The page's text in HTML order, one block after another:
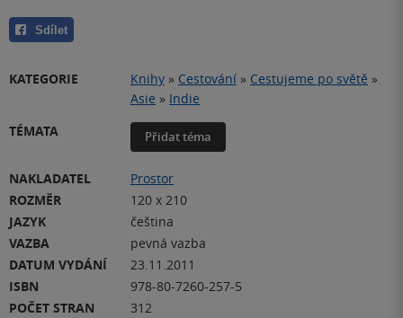
Sdílet
KATEGORIE Knihy » Cestování » Cestujeme po světě »
Asie » Indie
TÉMATA
Přidat téma
NAKLADATEL
Prostor
ROZMĚR
120 x 210
JAZYK
čeština
VAZBA
pevná vazba
DATUM VYDÁNÍ
23.11.2011
ISBN
978-80-7260-257-5
POČET STRAN
312